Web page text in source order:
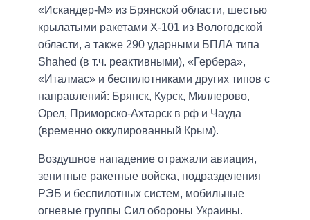
«Искандер-М» из Брянской области, шестью
крылатыми ракетами Х-101 из Вологодской
области, а также 290 ударными БПЛА типа
Shahed (в т.ч. реактивными), «Гербера»,
«Италмас» и беспилотниками других типов с
направлений: Брянск, Курск, Миллерово,
Орел, Приморско-Ахтарск в рф и Чауда
(временно оккупированный Крым).
Воздушное нападение отражали авиация,
зенитные ракетные войска, подразделения
РЭБ и беспилотных систем, мобильные
огневые группы Сил обороны Украины.